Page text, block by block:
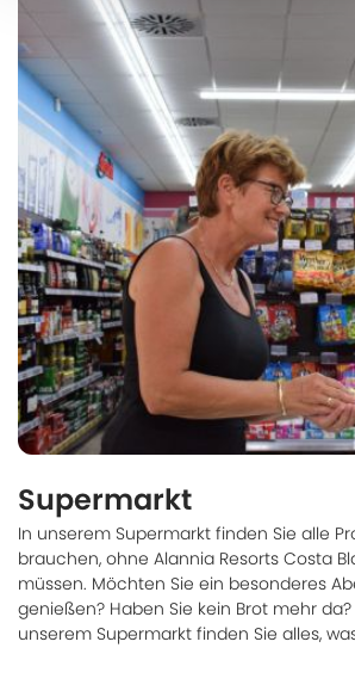
Supermarkt
In unserem Supermarkt finden Sie alle
brauchen, ohne Alannia Resorts Costa
müssen. Möchten Sie ein besonderes
genießen? Haben Sie kein Brot mehr da?
unserem Supermarkt finden Sie alles,